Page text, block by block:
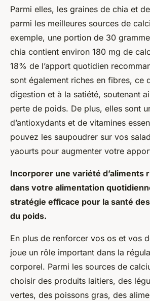
Parmi elles, les graines de chia et
parmi les meilleures sources de
exemple, une portion de 30
chia contient environ 180 mg de
18% de l’apport quotidien
sont également riches en fibres, ce
digestion et à la satiété, soutenant
perte de poids. De plus, elles sont
d’antioxydants et de vitamines
pouvez les saupoudrer sur vos
yaourts pour augmenter votre
Incorporer une variété d’aliments
dans votre alimentation
stratégie efficace pour la santé
du poids.
En plus de renforcer vos os et vos
joue un rôle important dans la
corporel. Parmi les sources de
choisir des produits laitiers, des
vertes, des poissons gras, des